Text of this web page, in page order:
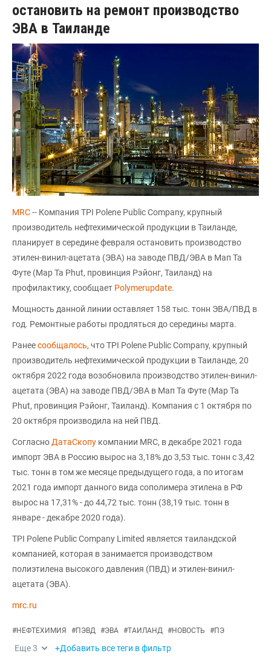
остановить на ремонт производство
ЭВА в Таиланде
MRC-- Компания TPI Polene Public Company, крупный
производитель нефтехимической продукции в Таиланде,
планирует в середине февраля остановить производство
этилен-винил-ацетата (ЭВА) на заводе ПВД/ЭВА в Мап Та
Футе (Map Ta Phut, провинция Рэйонг, Таиланд) на
профилактику, сообщает Polymerupdate.
Мощность данной линии оставляет 158 тыс. тонн ЭВА/ПВД в
год. Ремонтные работы продляться до середины марта.
Ранеесообщалось, что TPI Polene Public Company, крупный
производитель нефтехимической продукции в Таиланде, 20
октября 2022 года возобновила производство этилен-винил-
ацетата (ЭВА) на заводе ПВД/ЭВА в Мап Та Футе (Map Ta
Phut, провинция Рэйонг, Таиланд). Компания с 1 октября по
20 октября производила на ней ПВД.
Согласно ДатаСкопу компании MRC, в декабре 2021 года
импорт ЭВА в Россию вырос на 3,18% до 3,53 тыс. тонн с 3,42
тыс. тонн в том же месяце предыдущего года, а по итогам
2021 года импорт данного вида сополимера этилена в РФ
вырос на 17,31% - до 44,72 тыс. тонн (38,19 тыс. тонн в
январе - декабре 2020 года).
TPI Polene Public Company Limited является таиландской
компанией, которая в занимается производством
полиэтилена высокого давления (ПВД) и этилен-винил-
ацетата (ЭВА).
mrc.ru
#НЕФТЕХИМИЯ #ПЭВД #ЭВА #ТАИЛАНД #НОВОСТЬ #ПЭ
Еще3 +Добавить все теги в фильтр